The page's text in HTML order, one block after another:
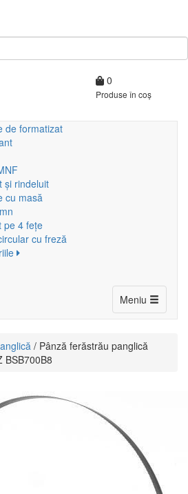
0
Produse în coș
de formatizat
și rindeluit
cu masă
pe 4 fețe
cu freză
Meniu Toggle
/ Pânză ferăstrău panglică
BSB700B8